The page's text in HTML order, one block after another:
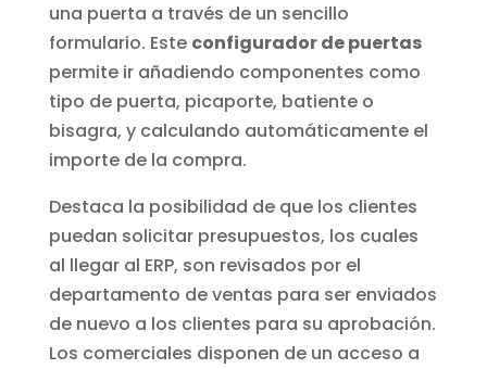
una puerta a través de un sencillo
formulario. Este configurador de puertas
permite ir añadiendo componentes como
tipo de puerta, picaporte, batiente o
bisagra, y calculando automáticamente el
importe de la compra.
Destaca la posibilidad de que los clientes
puedan solicitar presupuestos, los cuales
al llegar al ERP, son revisados por el
departamento de ventas para ser enviados
de nuevo a los clientes para su aprobación.
Los comerciales disponen de un acceso a